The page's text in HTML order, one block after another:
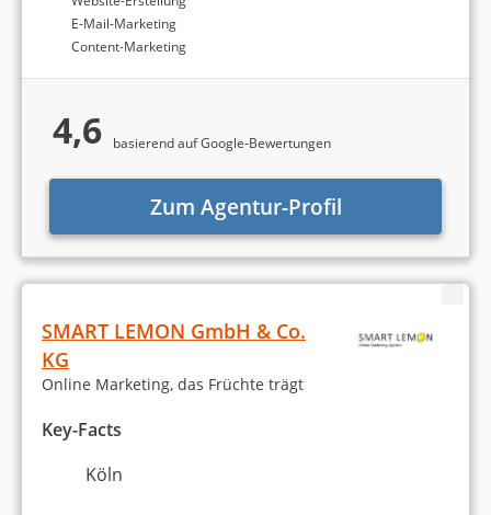
E-Mail-Marketing
Content-Marketing
4,6 basierend auf Google-Bewertungen
Zum Agentur-Profil
SMART LEMON GmbH & Co.
KG
Online Marketing, das Früchte trägt
Key-Facts
Köln